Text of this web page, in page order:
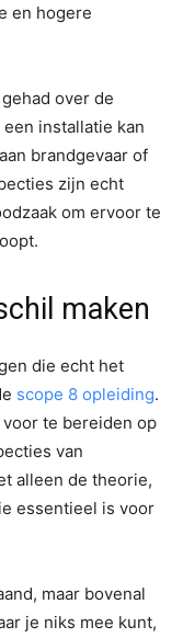
en hogere
over de
installatie kan
brandgevaar of
zijn echt
om ervoor te
maken
die echt het
scope 8 opleiding.
te bereiden op
van
alleen de theorie,
essentieel is voor
maar bovenal
je niks mee kunt,